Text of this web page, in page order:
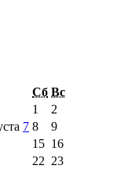
Сб Вс
1
2
7 8
9
15 16
22 23